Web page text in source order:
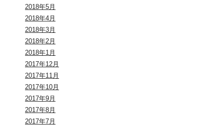
2018年5月
2018年4月
2018年3月
2018年2月
2018年1月
2017年12月
2017年11月
2017年10月
2017年9月
2017年8月
2017年7月